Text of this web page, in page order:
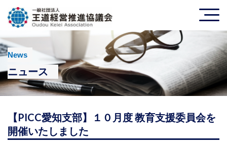
News
ニュース
【PICC愛知支部】１０月度 教育支援委員会を
開催いたしました